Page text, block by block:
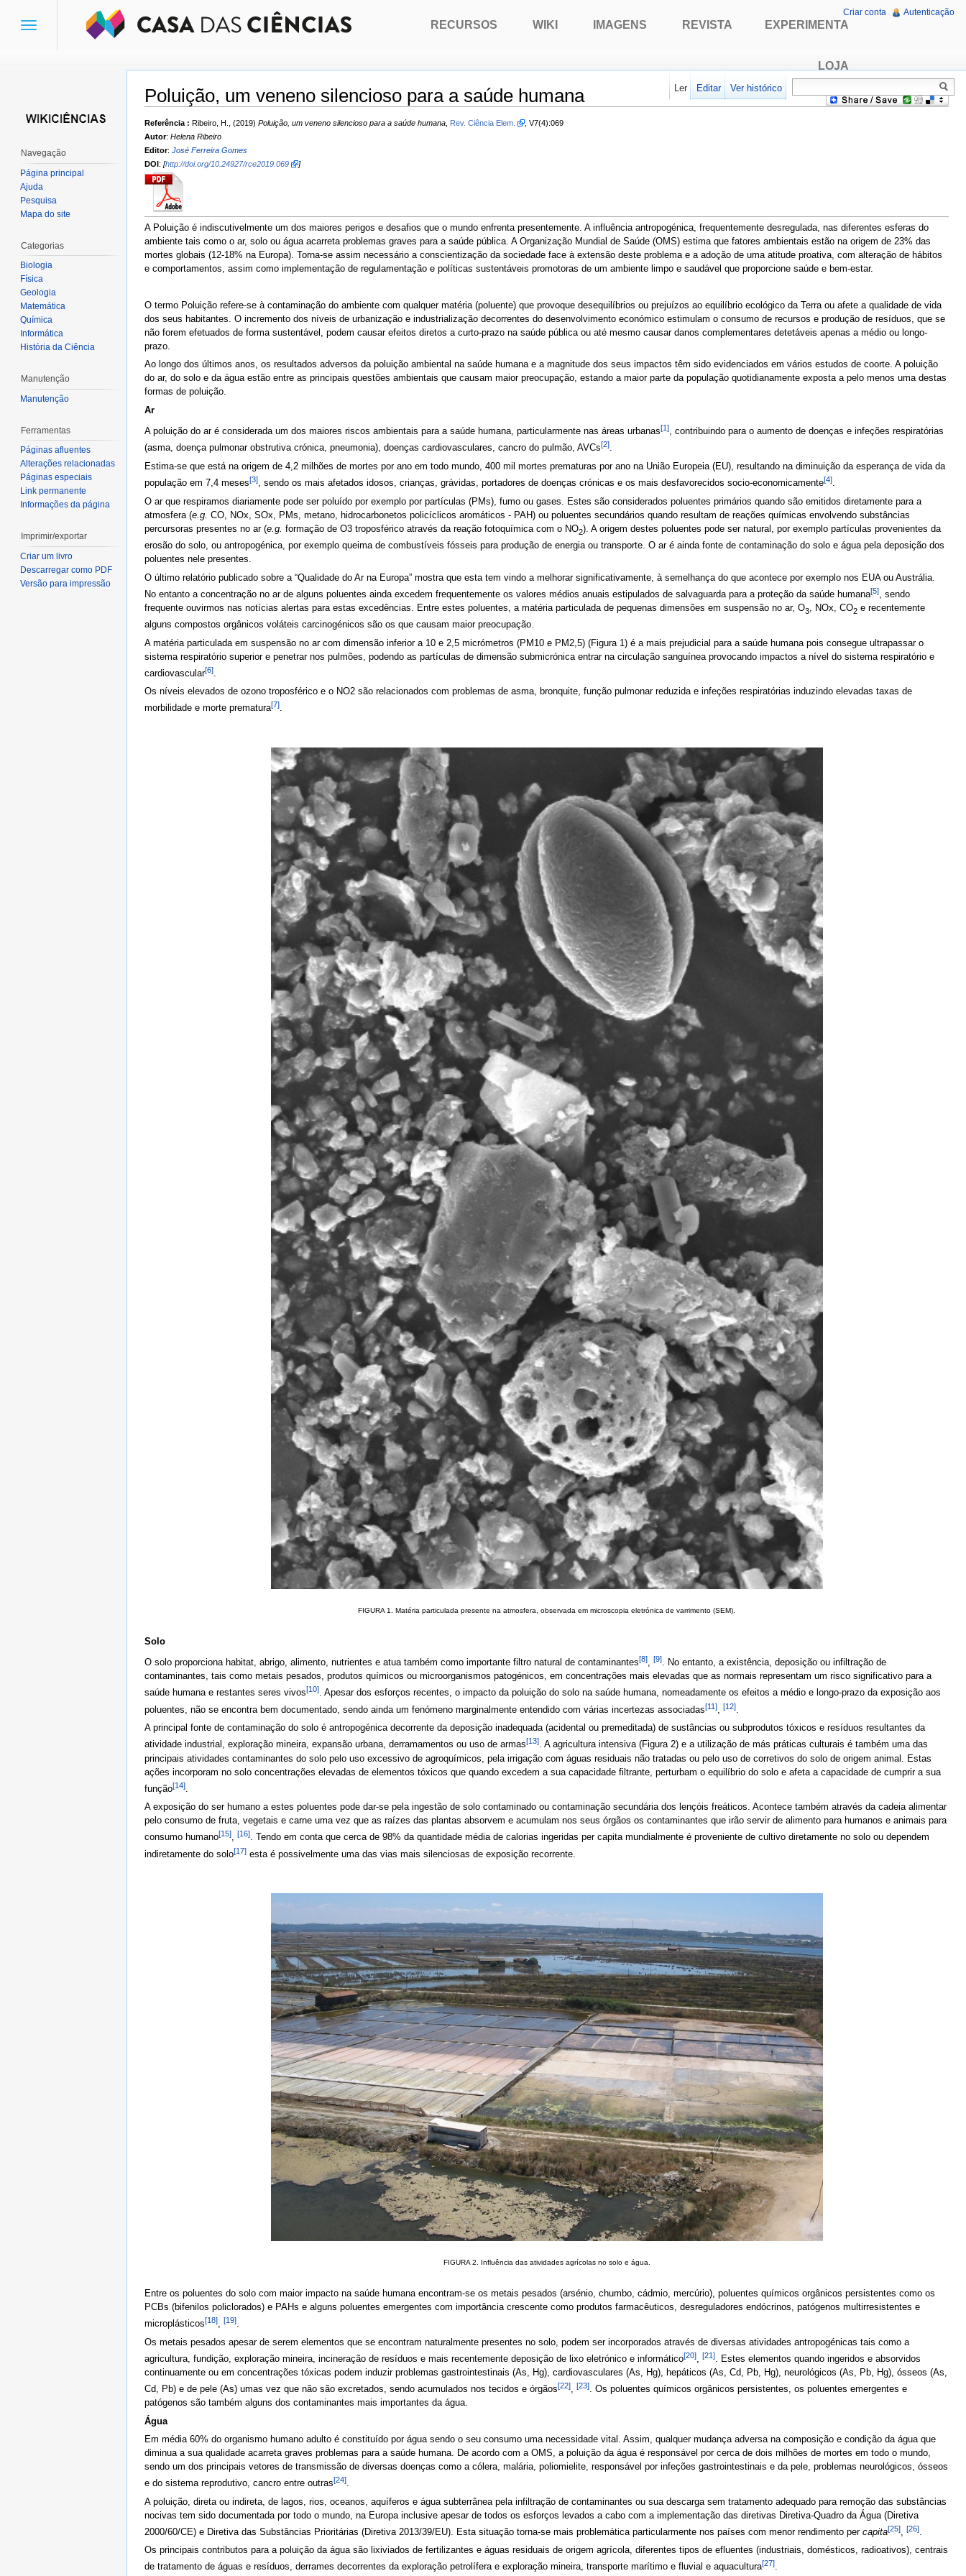
Poluição, um veneno silencioso para a saúde humana
Ir para:navegação,pesquisa
Referência : Ribeiro, H., (2019) Poluição, um veneno silencioso para a saúde humana Rev. Ciência Elem.
, V7(4):069
Autor: Helena Ribeiro
Editor: José Ferreira Gomes
DOI: [http://doi.org/10.24927/rce2019.069 ]
A Poluição é indiscutivelmente um dos maiores perigos e desafios que o mundo enfrenta presentemente. A influência antropogénica, frequentemente desregulada, nas diferentes esferas do
ambiente tais como o ar, solo ou água acarreta problemas graves para a saúde pública. A Organização Mundial de Saúde (OMS) estima que fatores ambientais estão na origem de 23% das
mortes globais (12-18% na Europa). Torna-se assim necessário a conscientização da sociedade face à extensão deste problema e a adoção de uma atitude proativa, com alteração de hábitos
e comportamentos, assim como implementação de regulamentação e políticas sustentáveis promotoras de um ambiente limpo e saudável que proporcione saúde e bem-estar.
O termo Poluição refere-se à contaminação do ambiente com qualquer matéria (poluente) que provoque desequilíbrios ou prejuízos ao equilíbrio ecológico da Terra ou afete a qualidade de vida
dos seus habitantes. O incremento dos níveis de urbanização e industrialização decorrentes do desenvolvimento económico estimulam o consumo de recursos e produção de resíduos, que se
não forem efetuados de forma sustentável, podem causar efeitos diretos a curto-prazo na saúde pública ou até mesmo causar danos complementares detetáveis apenas a médio ou longo-
prazo.
Ao longo dos últimos anos, os resultados adversos da poluição ambiental na saúde humana e a magnitude dos seus impactos têm sido evidenciados em vários estudos de coorte. A poluição
do ar, do solo e da água estão entre as principais questões ambientais que causam maior preocupação, estando a maior parte da população quotidianamente exposta a pelo menos uma destas
formas de poluição.
Ar
A poluição do ar é considerada um dos maiores riscos ambientais para a saúde humana, particularmente nas áreas urbanas[1], contribuindo para o aumento de doenças e infeções respiratórias
(asma, doença pulmonar obstrutiva crónica, pneumonia), doenças cardiovasculares, cancro do pulmão, AVCs[2].
Estima-se que está na origem de 4,2 milhões de mortes por ano em todo mundo, 400 mil mortes prematuras por ano na União Europeia (EU), resultando na diminuição da esperança de vida da
população em 7,4 meses[3], sendo os mais afetados idosos, crianças, grávidas, portadores de doenças crónicas e os mais desfavorecidos socio-economicamente[4].
O ar que respiramos diariamente pode ser poluído por exemplo por partículas (PMs), fumo ou gases. Estes são considerados poluentes primários quando são emitidos diretamente para a
atmosfera (e.g. CO, NOx, SOx, PMs, metano, hidrocarbonetos policíclicos aromáticos - PAH) ou poluentes secundários quando resultam de reações químicas envolvendo substâncias
percursoras presentes no ar (e.g. formação de O3 troposférico através da reação fotoquímica com o NO2). A origem destes poluentes pode ser natural, por exemplo partículas provenientes da
erosão do solo, ou antropogénica, por exemplo queima de combustíveis fósseis para produção de energia ou transporte. O ar é ainda fonte de contaminação do solo e água pela deposição dos
poluentes nele presentes.
O último relatório publicado sobre a “Qualidade do Ar na Europa” mostra que esta tem vindo a melhorar significativamente, à semelhança do que acontece por exemplo nos EUA ou Austrália.
No entanto a concentração no ar de alguns poluentes ainda excedem frequentemente os valores médios anuais estipulados de salvaguarda para a proteção da saúde humana[5]
, sendo
frequente ouvirmos nas notícias alertas para estas excedências. Entre estes poluentes, a matéria particulada de pequenas dimensões em suspensão no ar, O3 , NOx, CO2 e recentemente
alguns compostos orgânicos voláteis carcinogénicos são os que causam maior preocupação.
A matéria particulada em suspensão no ar com dimensão inferior a 10 e 2,5 micrómetros (PM10 e PM2,5) (Figura 1) é a mais prejudicial para a saúde humana pois consegue ultrapassar o
sistema respiratório superior e penetrar nos pulmões, podendo as partículas de dimensão submicrónica entrar na circulação sanguínea provocando impactos a nível do sistema respiratório e
cardiovascular[6].
Os níveis elevados de ozono troposférico e o NO2 são relacionados com problemas de asma, bronquite, função pulmonar reduzida e infeções respiratórias induzindo elevadas taxas de
morbilidade e morte prematura[7].
FIGURA 1. Matéria particulada presente na atmosfera, observada em microscopia eletrónica de varrimento (SEM).
Solo
O solo proporciona habitat, abrigo, alimento, nutrientes e atua também como importante filtro natural de contaminantes[8], [9]. No entanto, a existência, deposição ou infiltração de
contaminantes, tais como metais pesados, produtos químicos ou microorganismos patogénicos, em concentrações mais elevadas que as normais representam um risco significativo para a
saúde humana e restantes seres vivos[10]. Apesar dos esforços recentes, o impacto da poluição do solo na saúde humana, nomeadamente os efeitos a médio e longo-prazo da exposição aos
poluentes, não se encontra bem documentado, sendo ainda um fenómeno marginalmente entendido com várias incertezas associadas[11] [12]
A principal fonte de contaminação do solo é antropogénica decorrente da deposição inadequada (acidental ou premeditada) de sustâncias ou subprodutos tóxicos e resíduos resultantes da
atividade industrial, exploração mineira, expansão urbana, derramamentos ou uso de armas[13]. A agricultura intensiva (Figura 2) e a utilização de más práticas culturais é também uma das
principais atividades contaminantes do solo pelo uso excessivo de agroquímicos, pela irrigação com águas residuais não tratadas ou pelo uso de corretivos do solo de origem animal. Estas
ações incorporam no solo concentrações elevadas de elementos tóxicos que quando excedem a sua capacidade filtrante, perturbam o equilíbrio do solo e afeta a capacidade de cumprir a sua
função[14]
A exposição do ser humano a estes poluentes pode dar-se pela ingestão de solo contaminado ou contaminação secundária dos lençóis freáticos. Acontece também através da cadeia alimentar
pelo consumo de fruta, vegetais e carne uma vez que as raízes das plantas absorvem e acumulam nos seus órgãos os contaminantes que irão servir de alimento para humanos e animais para
consumo humano[15], [16]. Tendo em conta que cerca de 98% da quantidade média de calorias ingeridas per capita mundialmente é proveniente de cultivo diretamente no solo ou dependem
indiretamente do solo[17] esta é possivelmente uma das vias mais silenciosas de exposição recorrente.
FIGURA 2. Influência das atividades agrícolas no solo e água.
Entre os poluentes do solo com maior impacto na saúde humana encontram-se os metais pesados (arsénio, chumbo, cádmio, mercúrio), poluentes químicos orgânicos persistentes como os
PCBs (bifenilos policlorados) e PAHs e alguns poluentes emergentes com importância crescente como produtos farmacêuticos, desreguladores endócrinos, patógenos multirresistentes e
microplásticos[18], [19].
Os metais pesados apesar de serem elementos que se encontram naturalmente presentes no solo, podem ser incorporados através de diversas atividades antropogénicas tais como a
agricultura, fundição, exploração mineira, incineração de resíduos e mais recentemente deposição de lixo eletrónico e informático[20] [21]
. Estes elementos quando ingeridos e absorvidos
continuamente ou em concentrações tóxicas podem induzir problemas gastrointestinais (As, Hg), cardiovasculares (As, Hg), hepáticos (As, Cd, Pb, Hg), neurológicos (As, Pb, Hg), ósseos (As,
Cd, Pb) e de pele (As) umas vez que não são excretados, sendo acumulados nos tecidos e órgãos[22], [23]. Os poluentes químicos orgânicos persistentes, os poluentes emergentes e
patógenos são também alguns dos contaminantes mais importantes da água.
Água
Em média 60% do organismo humano adulto é constituído por água sendo o seu consumo uma necessidade vital. Assim, qualquer mudança adversa na composição e condição da água que
diminua a sua qualidade acarreta graves problemas para a saúde humana. De acordo com a OMS, a poluição da água é responsável por cerca de dois milhões de mortes em todo o mundo,
sendo um dos principais vetores de transmissão de diversas doenças como a cólera, malária, poliomielite, responsável por infeções gastrointestinais e da pele, problemas neurológicos, ósseos
e do sistema reprodutivo, cancro entre outras[24].
A poluição, direta ou indireta, de lagos, rios, oceanos, aquíferos e água subterrânea pela infiltração de contaminantes ou sua descarga sem tratamento adequado para remoção das substâncias
nocivas tem sido documentada por todo o mundo, na Europa inclusive apesar de todos os esforços levados a cabo com a implementação das diretivas Diretiva-Quadro da Água (Diretiva
2000/60/CE) e Diretiva das Substâncias Prioritárias (Diretiva 2013/39/EU). Esta situação torna-se mais problemática particularmente nos países com menor rendimento per capita[25] [26]
Os principais contributos para a poluição da água são lixiviados de fertilizantes e águas residuais de origem agrícola, diferentes tipos de efluentes (industriais, domésticos, radioativos), centrais
de tratamento de águas e resíduos, derrames decorrentes da exploração petrolífera e exploração mineira, transporte marítimo e fluvial e aquacultura[27].
Toggle
RECURSOS WIKI IMAGENS REVISTA EXPERIMENTA
LOJA
Criar conta Autenticação
Ler Editar Ver histórico
Navegação
Página principal
Ajuda
Pesquisa
Mapa do site
Categorias
Biologia
Física
Geologia
Matemática
Química
Informática
História da Ciência
Manutenção
Manutenção
Ferramentas
Páginas afluentes
Alterações relacionadas
Páginas especiais
Link permanente
Informações da página
Imprimir/exportar
Criar um livro
Descarregar como PDF
Versão para impressão